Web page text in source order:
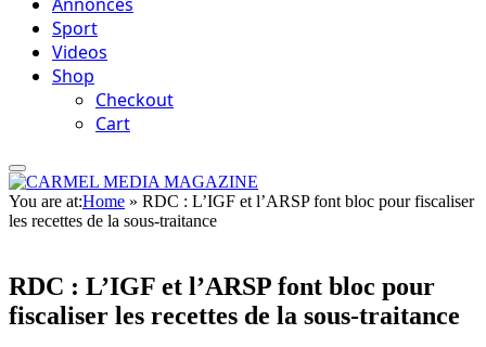
Sport
Videos
Shop
Checkout
Cart
You are at:Home » RDC : L’IGF et l’ARSP font bloc pour fiscaliser
les recettes de la sous-traitance
RDC : L’IGF et l’ARSP font bloc pour
fiscaliser les recettes de la sous-traitance